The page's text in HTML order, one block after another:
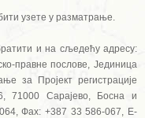
узете у разматрање.
и на сљедећу адресу:
правне послове, Јединица
за Пројект регистрације
71000 Сарајево, Босна и
Фаx: +387 33 586-067, Е-